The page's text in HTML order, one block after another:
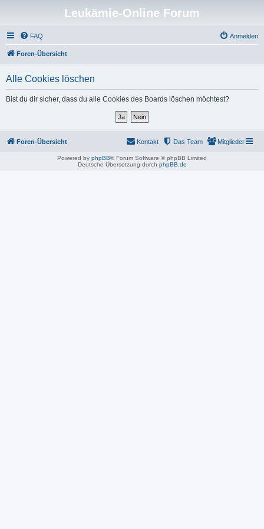
Leukämie-Online Forum
FAQ Anmelden
Foren-Übersicht
Alle Cookies löschen
Bist du dir sicher, dass du alle Cookies des Boards löschen möchtest?
Foren-Übersicht Mitglieder
Das Team
Kontakt
Powered by phpBB® Forum Software © phpBB Limited
Deutsche Übersetzung durch phpBB.de